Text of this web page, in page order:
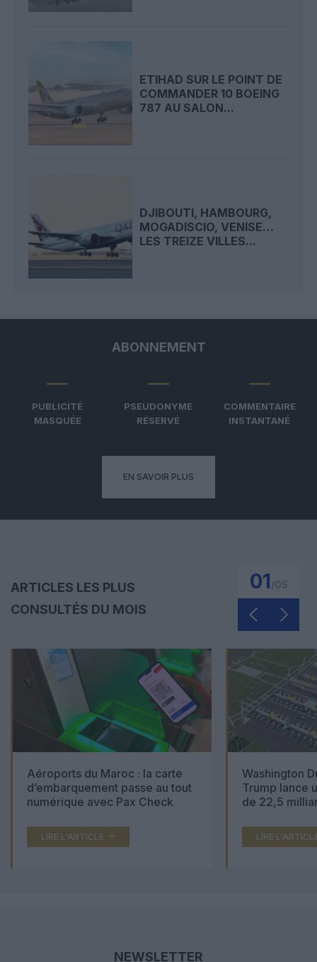
ETIHAD SUR LE POINT DE
COMMANDER 10 BOEING
787 AU SALON...
DJIBOUTI, HAMBOURG,
MOGADISCIO, VENISE…
LES TREIZE VILLES...
ABONNEMENT
PUBLICITÉ
MASQUÉE
PSEUDONYME
RÉSERVÉ
COMMENTAIRE
INSTANTANÉ
EN SAVOIR PLUS
ARTICLES LES PLUS
CONSULTÉS DU MOIS
01
Aéroports du Maroc : la carte
d’embarquement passe au tout
numérique avec Pax Check
LIRE L'ARTICLE
Washington
Trump lance
de 22,5
LIRE
NEWSLETTER